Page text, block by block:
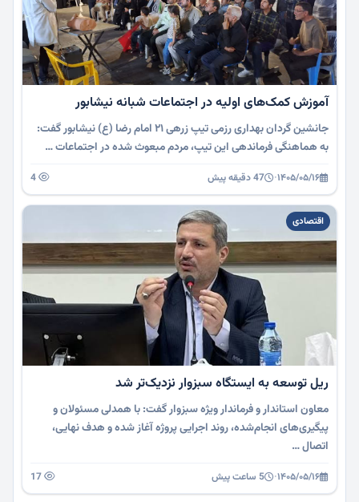
آموزش کمک‌های اولیه در اجتماعات شبانه نیشابور
جانشین گردان بهداری رزمی تیپ زرهی ۲۱ امام رضا (ع) نیشابور گفت:
به هماهنگی فرماندهی این تیپ، مردم مبعوث شده در اجتماعات …
۱۴۰۵/۰۵/۱۶· 47 دقیقه پیش
اقتصادی
ریل توسعه به ایستگاه سبزوار نزدیک‌تر شد
معاون استاندار و فرماندار ویژه سبزوار گفت: با همدلی مسئولان و
پیگیری‌های انجام‌شده، روند اجرایی پروژه آغاز شده و هدف نهایی،
اتصال …
۱۴۰۵/۰۵/۱۶· 5 ساعت پیش